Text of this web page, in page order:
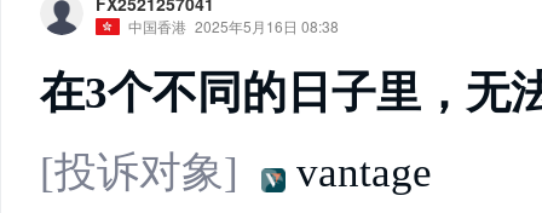
中国香港 2025年5月16日 08:38
在3个不同的日子里，无
[投诉对象]
vantage